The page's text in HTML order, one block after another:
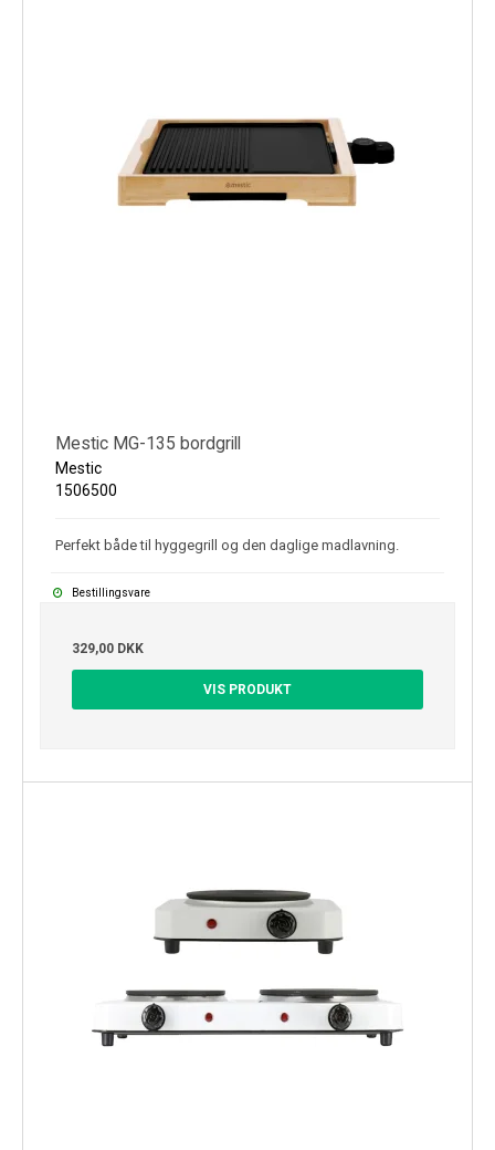
Mestic MG-135 bordgrill
Mestic
1506500
Perfekt både til hyggegrill og den daglige madlavning.
Bestillingsvare
329,00 DKK
VIS PRODUKT